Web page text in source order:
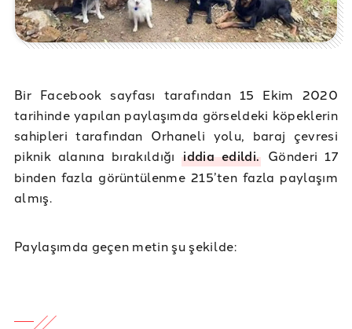
Bir Facebook sayfası tarafından 15 Ekim 2020
tarihinde yapılan paylaşımda görseldeki köpeklerin
sahipleri tarafından Orhaneli yolu, baraj çevresi
piknik alanına bırakıldığıiddia edildi. Gönderi 17
binden fazla görüntülenme 215’ten fazla paylaşım
almış.
Paylaşımda geçen metin şu şekilde: